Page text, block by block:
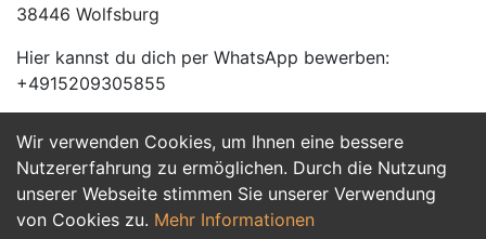
Wir verwenden Cookies, um Ihnen eine bessere
Nutzererfahrung zu ermöglichen. Durch die Nutzung
unserer Webseite stimmen Sie unserer Verwendung
von Cookies zu. Mehr Informationen
38446 Wolfsburg
Hier kannst du dich per WhatsApp bewerben:
+4915209305855
Jetzt Bewerben